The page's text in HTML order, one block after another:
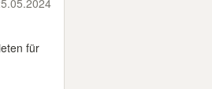
für